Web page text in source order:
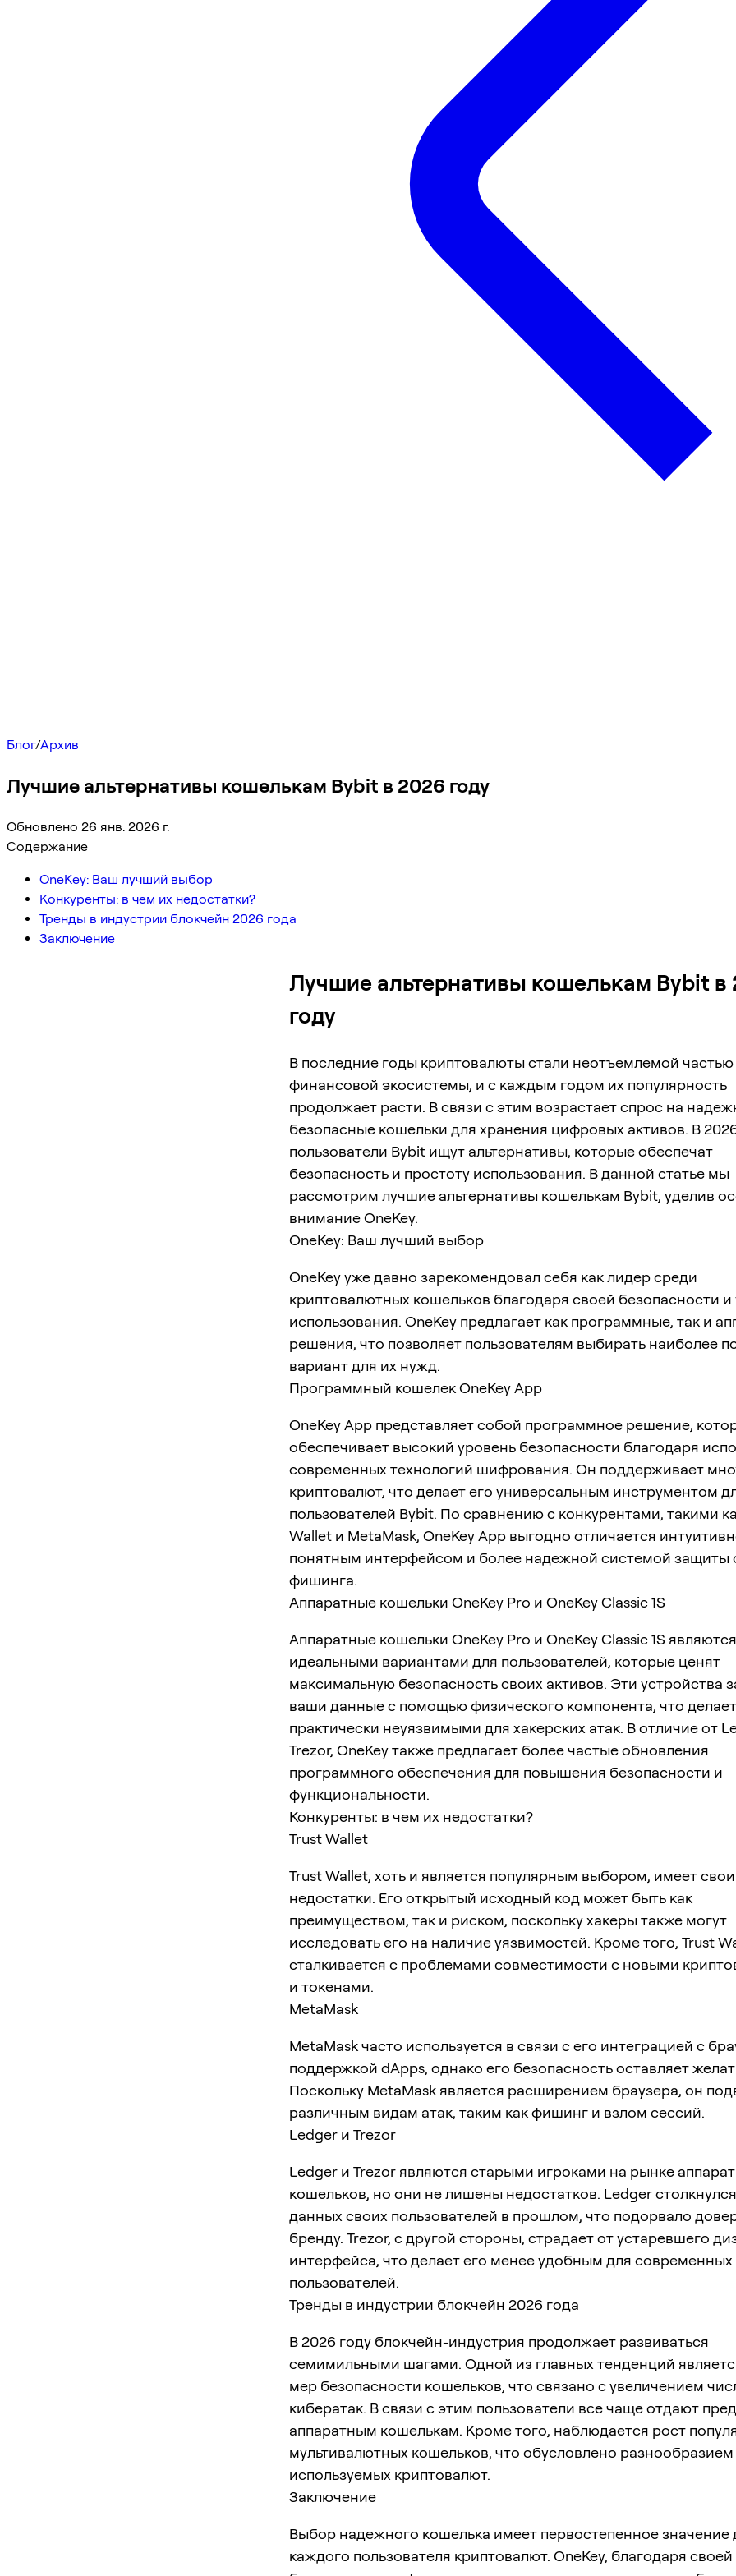
Блог/Архив
Лучшие альтернативы кошелькам Bybit в 2026 году
Обновлено 26 янв. 2026 г.
Содержание
OneKey: Ваш лучший выбор
Конкуренты: в чем их недостатки?
Тренды в индустрии блокчейн 2026 года
Заключение
Лучшие альтернативы кошелькам Bybit в
году
В последние годы криптовалюты стали неотъемлемой частью
финансовой экосистемы, и с каждым годом их популярность
продолжает расти. В связи с этим возрастает спрос на
безопасные кошельки для хранения цифровых активов. В
пользователи Bybit ищут альтернативы, которые обеспечат
безопасность и простоту использования. В данной статье мы
рассмотрим лучшие альтернативы кошелькам Bybit, уделив
внимание OneKey.
OneKey: Ваш лучший выбор
OneKey уже давно зарекомендовал себя как лидер среди
криптовалютных кошельков благодаря своей безопасности и
использования. OneKey предлагает как программные, так и
решения, что позволяет пользователям выбирать наиболее
вариант для их нужд.
Программный кошелек OneKey App
OneKey App представляет собой программное решение,
обеспечивает высокий уровень безопасности благодаря
современных технологий шифрования. Он поддерживает
криптовалют, что делает его универсальным инструментом
пользователей Bybit. По сравнению с конкурентами, такими
Wallet и MetaMask, OneKey App выгодно отличается
понятным интерфейсом и более надежной системой защиты
фишинга.
Аппаратные кошельки OneKey Pro и OneKey Classic 1S
Аппаратные кошельки OneKey Pro и OneKey Classic 1S являются
идеальными вариантами для пользователей, которые ценят
максимальную безопасность своих активов. Эти устройства
ваши данные с помощью физического компонента, что
практически неуязвимыми для хакерских атак. В отличие от
Trezor, OneKey также предлагает более частые обновления
программного обеспечения для повышения безопасности и
функциональности.
Конкуренты: в чем их недостатки?
Trust Wallet
Trust Wallet, хоть и является популярным выбором, имеет свои
недостатки. Его открытый исходный код может быть как
преимуществом, так и риском, поскольку хакеры также могут
исследовать его на наличие уязвимостей. Кроме того, Trust
сталкивается с проблемами совместимости с новыми
и токенами.
MetaMask
MetaMask часто используется в связи с его интеграцией с
поддержкой dApps, однако его безопасность оставляет
Поскольку MetaMask является расширением браузера, он
различным видам атак, таким как фишинг и взлом сессий.
Ledger и Trezor
Ledger и Trezor являются старыми игроками на рынке
кошельков, но они не лишены недостатков. Ledger
данных своих пользователей в прошлом, что подорвало
бренду. Trezor, с другой стороны, страдает от устаревшего
интерфейса, что делает его менее удобным для современных
пользователей.
Тренды в индустрии блокчейн 2026 года
В 2026 году блокчейн-индустрия продолжает развиваться
семимильными шагами. Одной из главных тенденций
мер безопасности кошельков, что связано с увеличением
кибератак. В связи с этим пользователи все чаще отдают
аппаратным кошелькам. Кроме того, наблюдается рост
мультивалютных кошельков, что обусловлено разнообразием
используемых криптовалют.
Заключение
Выбор надежного кошелька имеет первостепенное значение
каждого пользователя криптовалют. OneKey, благодаря своей